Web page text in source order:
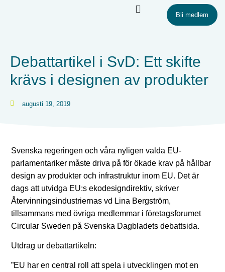
Bli medlem
Debattartikel i SvD: Ett skifte
krävs i designen av produkter
augusti 19, 2019
Svenska regeringen och våra nyligen valda EU-
parlamentariker måste driva på för ökade krav på hållbar
design av produkter och infrastruktur inom EU. Det är
dags att utvidga EU:s ekodesigndirektiv, skriver
Återvinningsindustriernas vd Lina Bergström,
tillsammans med övriga medlemmar i företagsforumet
Circular Sweden på Svenska Dagbladets debattsida.
Utdrag ur debattartikeln:
”EU har en central roll att spela i utvecklingen mot en